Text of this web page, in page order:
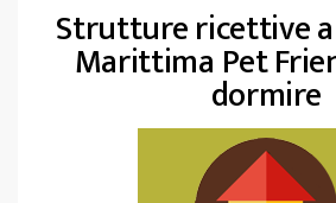
Strutture ricettive
Marittima Pet
dormire